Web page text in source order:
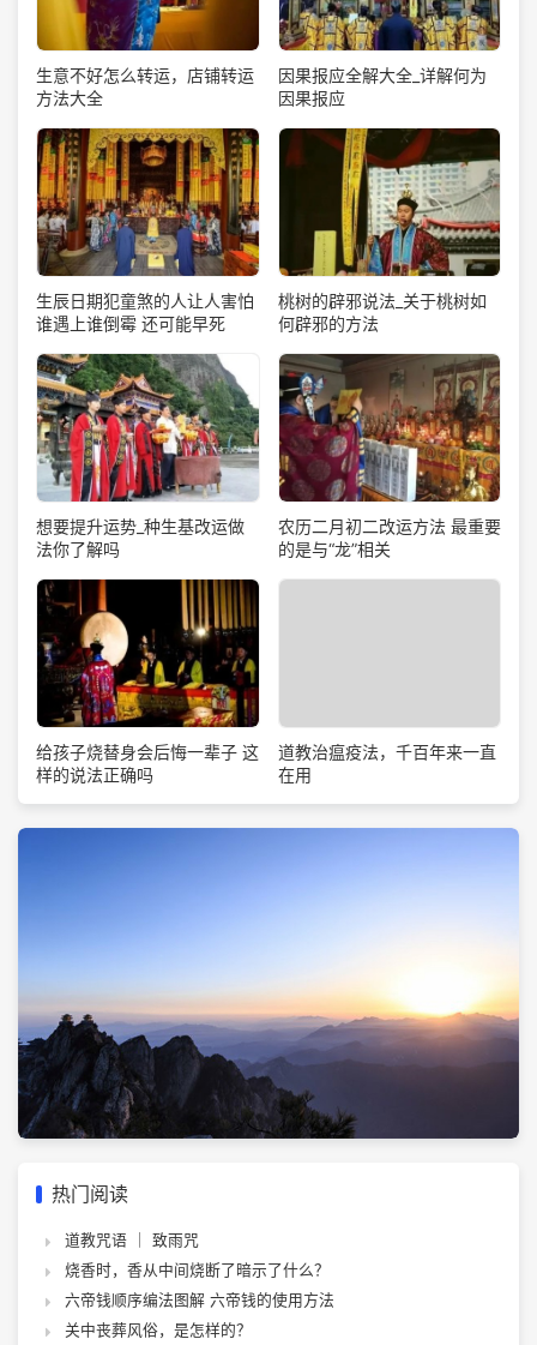
生意不好怎么转运，店铺转运
方法大全
因果报应全解大全_详解何为
因果报应
生辰日期犯童煞的人让人害怕
谁遇上谁倒霉 还可能早死
桃树的辟邪说法_关于桃树如
何辟邪的方法
想要提升运势_种生基改运做
法你了解吗
农历二月初二改运方法 最重要
的是与“龙”相关
给孩子烧替身会后悔一辈子 这
样的说法正确吗
道教治瘟疫法，千百年来一直
在用
热门阅读
道教咒语 ｜ 致雨咒
烧香时，香从中间烧断了暗示了什么？
六帝钱顺序编法图解 六帝钱的使用方法
关中丧葬风俗，是怎样的？